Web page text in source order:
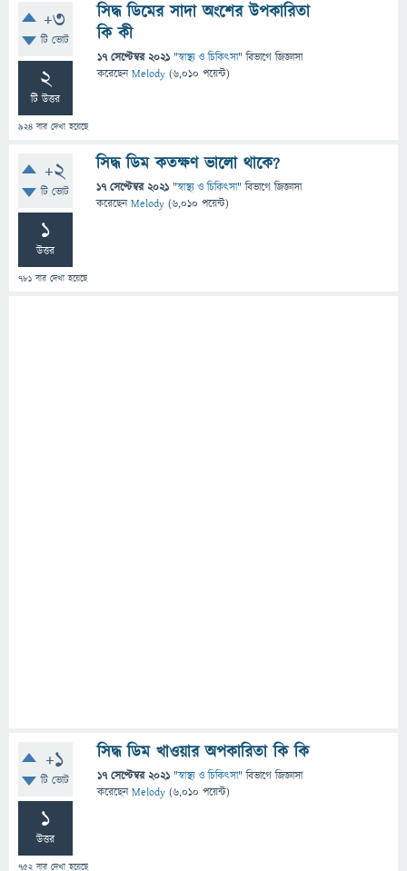
+3
টি ভোট
2
টি উত্তর
924 বার দেখা হয়েছে
সিদ্ধ ডিমের সাদা অংশের উপকারিতা
কি কী
17 সেপ্টেম্বর 2021 "স্বাস্থ্য ও চিকিৎসা" বিভাগে জিজ্ঞাসা
করেছেনMelody (6,010 পয়েন্ট)
+2
টি ভোট
1
উত্তর
781 বার দেখা হয়েছে
সিদ্ধ ডিম কতক্ষণ ভালো থাকে?
17 সেপ্টেম্বর 2021 "স্বাস্থ্য ও চিকিৎসা" বিভাগে জিজ্ঞাসা
করেছেনMelody (6,010 পয়েন্ট)
+1
টি ভোট
1
উত্তর
752বার দেখা হয়েছে
সিদ্ধ ডিম খাওয়ার অপকারিতা কি কি
17 সেপ্টেম্বর 2021 "স্বাস্থ্য ও চিকিৎসা" বিভাগে জিজ্ঞাসা
করেছেনMelody (6,010 পয়েন্ট)